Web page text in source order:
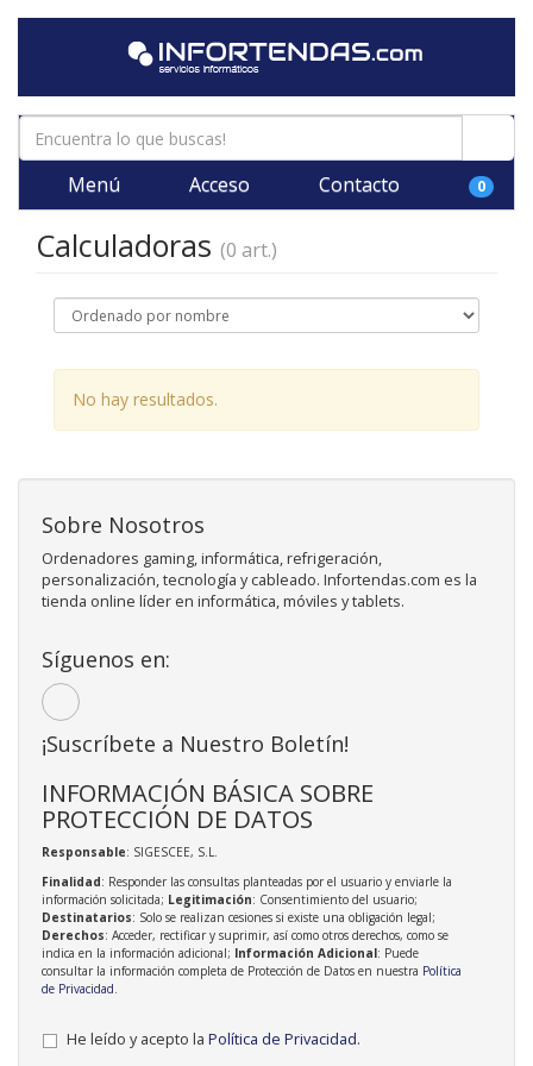
Menú Acceso Contacto 0
Calculadoras (0 art.)
No hay resultados.
Sobre Nosotros
Ordenadores gaming, informática, refrigeración,
personalización, tecnología y cableado. Infortendas.com es la
tienda online líder en informática, móviles y tablets.
Síguenos en:
¡Suscríbete a Nuestro Boletín!
INFORMACIÓN BÁSICA SOBRE
PROTECCIÓN DE DATOS
Responsable: SIGESCEE, S.L.
Finalidad: Responder las consultas planteadas por el usuario y enviarle la
información solicitada; Legitimación: Consentimiento del usuario;
Destinatarios: Solo se realizan cesiones si existe una obligación legal;
Derechos: Acceder, rectificar y suprimir, así como otros derechos, como se
indica en la información adicional; Información Adicional: Puede
consultar la información completa de Protección de Datos en nuestra Política
de Privacidad.
He leído y acepto la Política de Privacidad.